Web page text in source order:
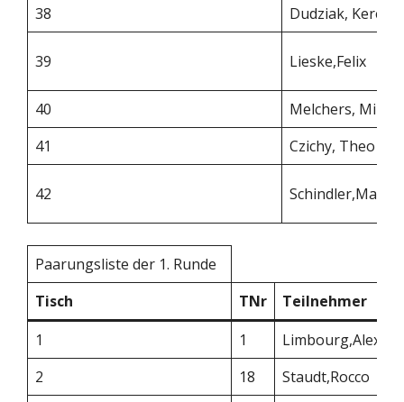
38 Dudziak, Kerem
39 Lieske,Felix
40
Melchers, Milow
41
Czichy, Theo
42 Schindler,Mailin
Paarungsliste der 1. Runde
Tisch
TNr
Teilnehmer
1
1
2
18
Staudt,Rocco